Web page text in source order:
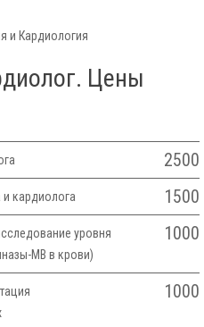
и Кардиология
Цены
2500
1500
и кардиолога
1000
уровня
МВ в крови)
1000